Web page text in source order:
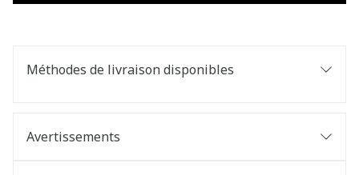
Méthodes de livraison disponibles
Avertissements